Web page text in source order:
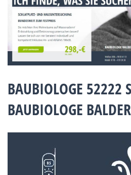
BAUBIOLOGE 52222
BAUBIOLOGE